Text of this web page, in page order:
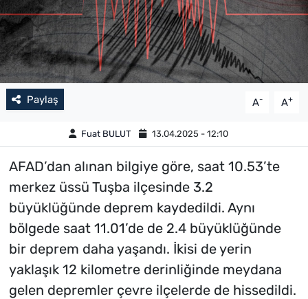
Paylaş A- A+
Fuat BULUT 13.04.2025 - 12:10
AFAD’dan alınan bilgiye göre, saat 10.53’te
merkez üssü Tuşba ilçesinde 3.2
büyüklüğünde deprem kaydedildi. Aynı
bölgede saat 11.01’de de 2.4 büyüklüğünde
bir deprem daha yaşandı. İkisi de yerin
yaklaşık 12 kilometre derinliğinde meydana
gelen depremler çevre ilçelerde de hissedildi.